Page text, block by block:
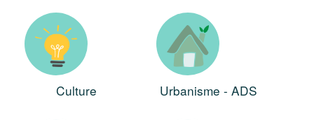
Culture Urbanisme - ADS